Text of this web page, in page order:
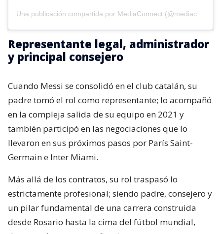
Representante legal, administrador
y principal consejero
Cuando Messi se consolidó en el club catalán, su
padre tomó el rol como representante; lo acompañó
en la compleja salida de su equipo en 2021 y
también participó en las negociaciones que lo
llevaron en sus próximos pasos por París Saint-
Germain e Inter Miami.
Más allá de los contratos, su rol traspasó lo
estrictamente profesional; siendo padre, consejero y
un pilar fundamental de una carrera construida
desde Rosario hasta la cima del fútbol mundial,